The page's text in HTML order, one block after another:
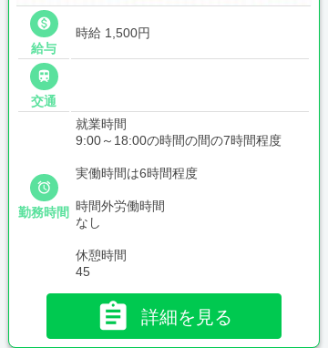

給与
時給 1,500円

交通

勤務時間
就業時間
9:00～18:00の時間の間の7時間程度
実働時間は6時間程度
時間外労働時間
なし
休憩時間
45
 詳細を見る